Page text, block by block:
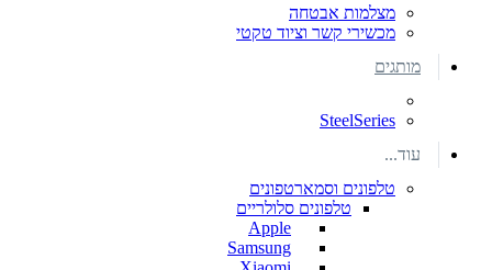
מצלמות אבטחה
מכשירי קשר וציוד טקטי
מותגים
SteelSeries
עוד...
טלפונים וסמארטפונים
טלפונים סלולריים
Apple
Samsung